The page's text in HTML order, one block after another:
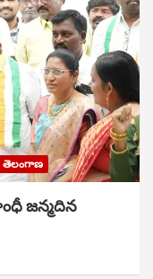
తెలంగాణ
జ‌న్మ‌దిన